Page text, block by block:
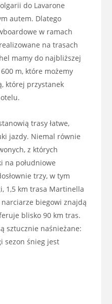
do Lavarone
autem. Dlatego
w ramach
na trasach
mamy do najbliższej
m, które możemy
której przystanek
trasy łatwe,
jazdy. Niemal równie
z których
na południowe
trzy, w tym
1,5 km trasa Martinella
biegowi znajdą
blisko 90 km tras.
sztucznie naśnieżane:
sezon śnieg jest